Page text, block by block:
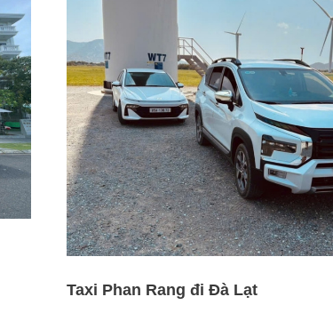
Taxi Phan Rang đi Đà Lạt